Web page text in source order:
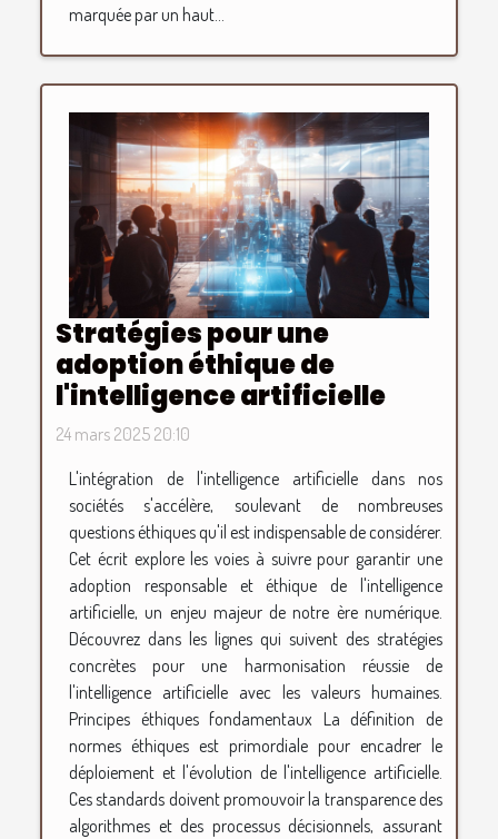
marquée par un haut...
Stratégies pour une
adoption éthique de
l'intelligence artificielle
24 mars 2025 20:10
L'intégration de l'intelligence artificielle dans nos
sociétés s'accélère, soulevant de nombreuses
questions éthiques qu'il est indispensable de considérer.
Cet écrit explore les voies à suivre pour garantir une
adoption responsable et éthique de l'intelligence
artificielle, un enjeu majeur de notre ère numérique.
Découvrez dans les lignes qui suivent des stratégies
concrètes pour une harmonisation réussie de
l'intelligence artificielle avec les valeurs humaines.
Principes éthiques fondamentaux La définition de
normes éthiques est primordiale pour encadrer le
déploiement et l'évolution de l'intelligence artificielle.
Ces standards doivent promouvoir la transparence des
algorithmes et des processus décisionnels, assurant